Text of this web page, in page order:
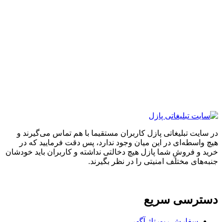
تبلیغاتی پازل کاربران مستقیما با هم تماس می‌گیرند و
در این میان وجود ندارد، پس دقت فرمایید که در
و فروشِ شما پازل هیچ دخالتی نداشته و کاربران باید خودشان
مختلف امنیتی را در نظر بگیرند.
سریع